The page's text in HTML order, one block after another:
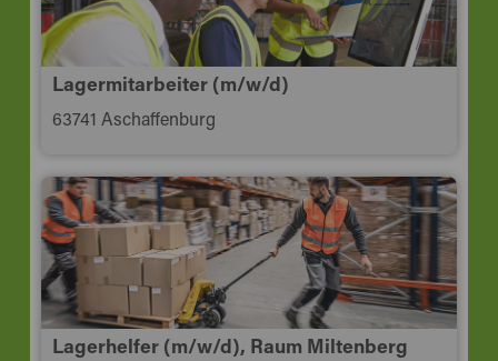
Lagermitarbeiter (m/w/d)
63741 Aschaffenburg
Lagerhelfer (m/w/d), Raum Miltenberg